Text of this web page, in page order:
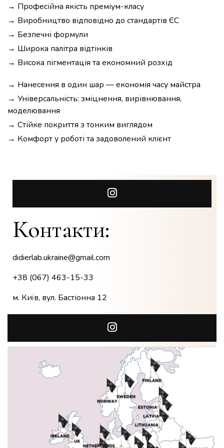
→ Професійна якість преміум-класу
→ Виробництво відповідно до стандартів ЄС
→ Безпечні формули
→ Широка палітра відтінків
→ Висока пігментація та економний розхід
→ Нанесення в один шар — економія часу майстра
→ Універсальність: зміцнення, вирівнювання,
моделювання
→ Стійке покриття з тонким виглядом
→ Комфорт у роботі та задоволений клієнт
Контакти:
didierlab.ukraine@gmail.com
+38 (067) 463-15-33
м. Київ, вул. Бастіонна 12